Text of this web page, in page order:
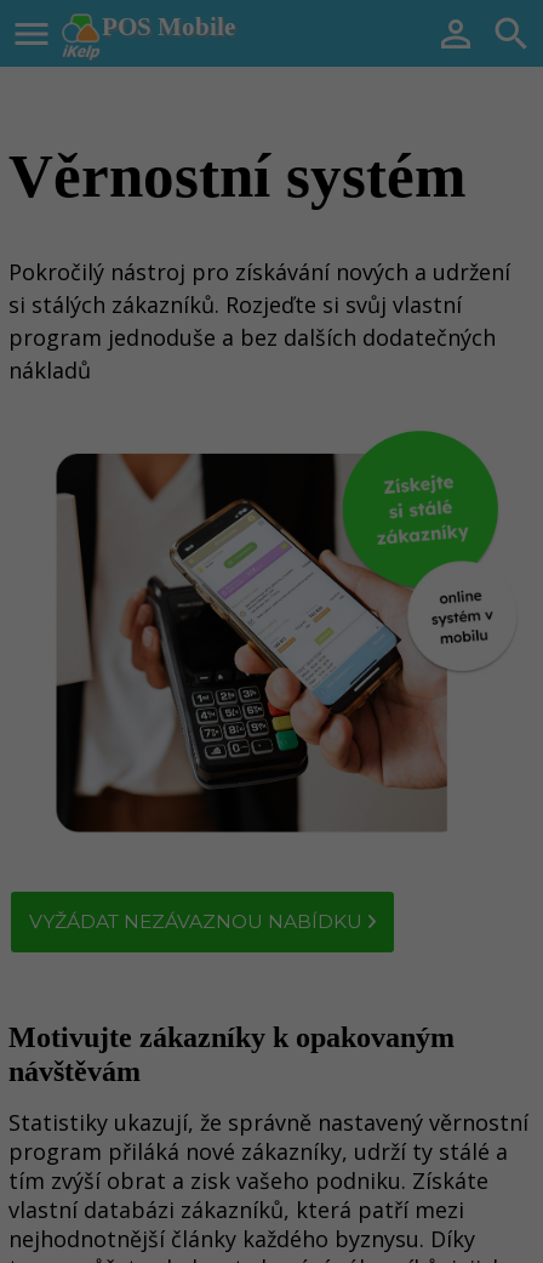
POS Mobile
  
Věrnostní systém
Pokročilý nástroj pro získávání nových a udržení
si stálých zákazníků. Rozjeďte si svůj vlastní
program jednoduše a bez dalších dodatečných
nákladů
VYŽÁDAT NEZÁVAZNOU NABÍDKU
Motivujte zákazníky k opakovaným
návštěvám
Statistiky ukazují, že správně nastavený věrnostní
program přiláká nové zákazníky, udrží ty stálé a
tím zvýší obrat a zisk vašeho podniku. Získáte
vlastní databázi zákazníků, která patří mezi
nejhodnotnější články každého byznysu. Díky